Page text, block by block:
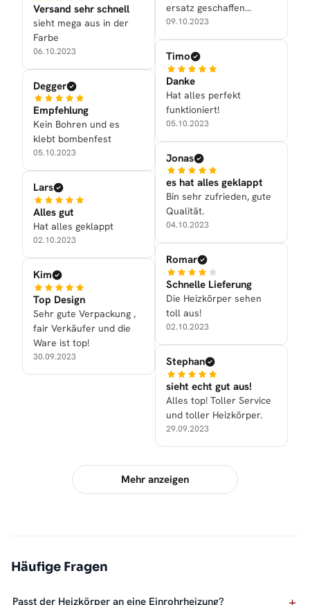
Versand sehr schnell
sieht mega aus in der
Farbe
06.10.2023
Degger
Empfehlung
Kein Bohren und es
klebt bombenfest
05.10.2023
Lars
Alles gut
Hat alles geklappt
02.10.2023
Kim
Top Design
Sehr gute Verpackung ,
fair Verkäufer und die
Ware ist top!
30.09.2023
ersatz geschaffen
werden!
09.10.2023
Timo
Danke
Hat alles perfekt
funktioniert!
05.10.2023
Jonas
es hat alles geklappt
Bin sehr zufrieden, gute
Qualität.
04.10.2023
Romar
Schnelle Lieferung
Die Heizkörper sehen
toll aus!
02.10.2023
Stephan
sieht echt gut aus!
Alles top! Toller Service
und toller Heizkörper.
29.09.2023
Mehr anzeigen
Häufige Fragen
Passt der Heizkörper an eine Einrohrheizung?